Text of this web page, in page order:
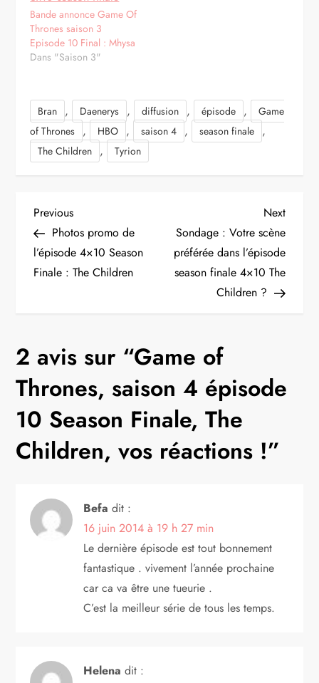
Bande annonce Game Of
Thrones saison 3
Episode 10 Final : Mhysa
Dans "Saison 3"
Bran , Daenerys , diffusion , épisode ,
Game
of Thrones , HBO , saison 4 , season finale ,
The Children , Tyrion
N
a
v
g
a
t
i
n
Previous
Post
Previous
Photos promo de
l’épisode 4×10 Season
Finale : The Children
Next
Post
Next
Sondage : Votre scène
préférée dans l’épisode
season finale 4×10 The
Children ?
2 avis sur “Game of
Thrones, saison 4 épisode
10 Season Finale, The
Children, vos réactions !”
Befa dit :
16 juin 2014 à 19 h 27 min
Le dernière épisode est tout bonnement
fantastique . vivement l’année prochaine
car ca va être une tueurie .
C’est la meilleur série de tous les temps.
Helena dit :